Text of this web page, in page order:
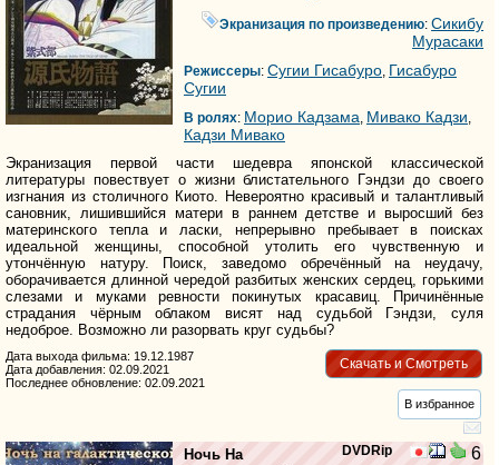
Экранизация по произведению:Сикибу
Мурасаки
Режиссеры: Сугии Гисабуро Гисабуро
Сугии
В ролях: Морио Кадзама Мивако Кадзи
Кадзи Мивако
Экранизация первой части шедевра японской классической
литературы повествует о жизни блистательного Гэндзи до своего
изгнания из столичного Киото. Невероятно красивый и талантливый
сановник, лишившийся матери в раннем детстве и выросший без
материнского тепла и ласки, непрерывно пребывает в поисках
идеальной женщины, способной утолить его чувственную и
утончённую натуру. Поиск, заведомо обречённый на неудачу,
оборачивается длинной чередой разбитых женских сердец, горькими
слезами и муками ревности покинутых красавиц. Причинённые
страдания чёрным облаком висят над судьбой Гэндзи, суля
недоброе. Возможно ли разорвать круг судьбы?
Скачать и Смотреть
Дата выхода фильма: 19.12.1987
Дата добавления: 02.09.2021
Последнее обновление: 02.09.2021
В избранное
DVDRip 6
Ночь На